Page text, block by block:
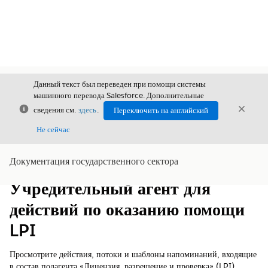
Закрыть
Данный текст был переведен при помощи системы
машинного перевода Salesforce. Дополнительные
сведения см. здесь.
Переключить на английский
Не сейчас
Документация государственного сектора
Показать содержание
Содержание
Учредительный агент для
действий по оказанию помощи
LPI
Просмотрите действия, потоки и шаблоны напоминаний, входящие